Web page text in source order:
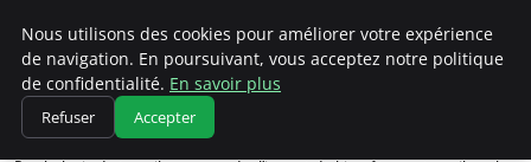
Chasseur De Tête
Accueil
Guides et Conseils
Nous utilisons des cookies pour améliorer votre expérience
de navigation. En poursuivant, vous acceptez notre politique
de confidentialité. En savoir plus
Refuser Accepter